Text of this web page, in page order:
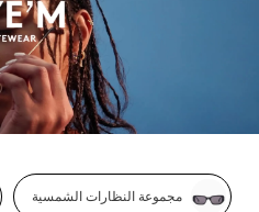
مجموعة النظارات الشمسية